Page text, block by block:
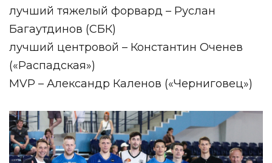
лучший тяжелый форвард – Руслан
Багаутдинов (СБК)
лучший центровой – Константин Оченев
(«Распадская»)
MVP – Александр Каленов («Черниговец»)